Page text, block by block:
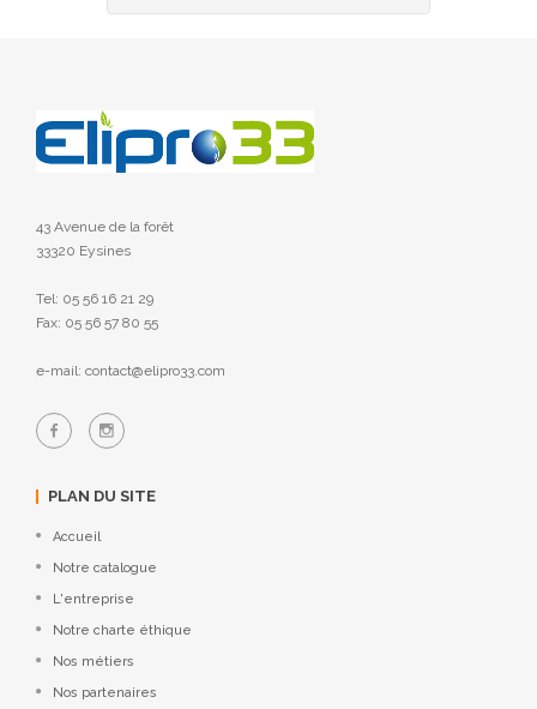
43 Avenue de la forêt
33320 Eysines
Tel: 05 56 16 21 29
Fax: 05 56 57 80 55
e-mail: contact@elipro33.com
PLAN DU SITE
Accueil
Notre catalogue
L'entreprise
Notre charte éthique
Nos métiers
Nos partenaires